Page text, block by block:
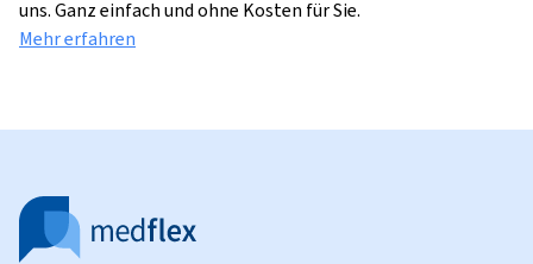
uns. Ganz einfach und ohne Kosten für Sie.
Mehr erfahren